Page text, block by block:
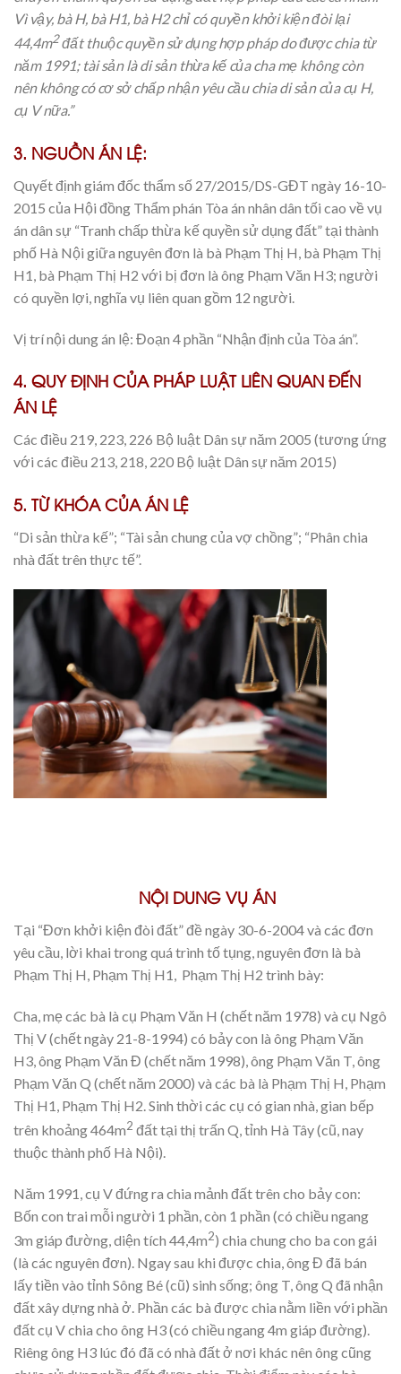
Vì vậy, bà H, bà H1, bà H2 chỉ có quyền khởi kiện đòi lại
44,4m2đất thuộc quyền sử dụng hợp pháp do được chia từ
năm 1991; tài sản là di sản thừa kế của cha mẹ không còn
nên không có cơ sở chấp nhận yêu cầu chia di sản của cụ H,
cụ V nữa.”
3. NGUỒN ÁN LỆ:
Quyết định giám đốc thẩm số 27/2015/DS-GĐT ngày 16-10-
2015 của Hội đồng Thẩm phán Tòa án nhân dân tối cao về vụ
án dân sự “Tranh chấp thừa kế quyền sử dụng đất” tại thành
phố Hà Nội giữa nguyên đơn là bà Phạm Thị H, bà Phạm Thị
H1, bà Phạm Thị H2 với bị đơn là ông Phạm Văn H3; người
có quyền lợi, nghĩa vụ liên quan gồm 12 người.
Vị trí nội dung án lệ: Đoạn 4 phần “Nhận định của Tòa án”.
4. QUY ĐỊNH CỦA PHÁP LUẬT LIÊN QUAN ĐẾN
ÁN LỆ
Các điều 219, 223, 226 Bộ luật Dân sự năm 2005 (tương ứng
với các điều 213, 218, 220 Bộ luật Dân sự năm 2015)
5. TỪ KHÓA CỦA ÁN LỆ
“Di sản thừa kế”; “Tài sản chung của vợ chồng”; “Phân chia
nhà đất trên thực tế”.
NỘI DUNG VỤ ÁN
Tại “Đơn khởi kiện đòi đất” đề ngày 30-6-2004 và các đơn
yêu cầu, lời khai trong quá trình tố tụng, nguyên đơn là bà
Phạm Thị H, Phạm Thị H1, Phạm Thị H2 trình bày:
Cha, mẹ các bà là cụ Phạm Văn H (chết năm 1978) và cụ Ngô
Thị V (chết ngày 21-8-1994) có bảy con là ông Phạm Văn
H3, ông Phạm Văn Đ (chết năm 1998), ông Phạm Văn T, ông
Phạm Văn Q (chết năm 2000) và các bà là Phạm Thị H, Phạm
Thị H1, Phạm Thị H2. Sinh thời các cụ có gian nhà, gian bếp
trên khoảng 464m2 đất tại thị trấn Q, tỉnh Hà Tây (cũ, nay
thuộc thành phố Hà Nội).
Năm 1991, cụ V đứng ra chia mảnh đất trên cho bảy con:
Bốn con trai mỗi người 1 phần, còn 1 phần (có chiều ngang
3m giáp đường, diện tích 44,4m2) chia chung cho ba con gái
(là các nguyên đơn). Ngay sau khi được chia, ông Đ đã bán
lấy tiền vào tỉnh Sông Bé (cũ) sinh sống; ông T, ông Q đã nhận
đất xây dựng nhà ở. Phần các bà được chia nằm liền với phần
đất cụ V chia cho ông H3 (có chiều ngang 4m giáp đường).
Riêng ông H3 lúc đó đã có nhà đất ở nơi khác nên ông cũng